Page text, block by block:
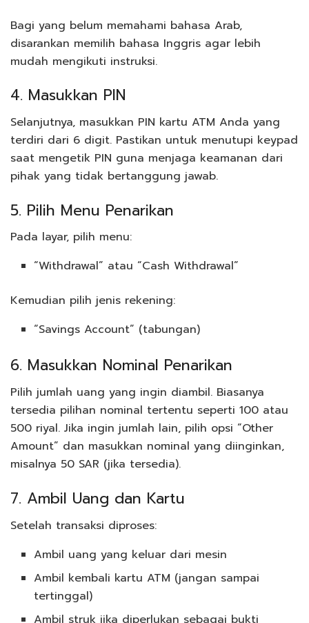
Bagi yang belum memahami bahasa Arab,
disarankan memilih bahasa Inggris agar lebih
mudah mengikuti instruksi.
4. Masukkan PIN
Selanjutnya, masukkan PIN kartu ATM Anda yang
terdiri dari 6 digit. Pastikan untuk menutupi keypad
saat mengetik PIN guna menjaga keamanan dari
pihak yang tidak bertanggung jawab.
5. Pilih Menu Penarikan
Pada layar, pilih menu:
“Withdrawal” atau “Cash Withdrawal”
Kemudian pilih jenis rekening:
“Savings Account” (tabungan)
6. Masukkan Nominal Penarikan
Pilih jumlah uang yang ingin diambil. Biasanya
tersedia pilihan nominal tertentu seperti 100 atau
500 riyal. Jika ingin jumlah lain, pilih opsi “Other
Amount” dan masukkan nominal yang diinginkan,
misalnya 50 SAR (jika tersedia).
7. Ambil Uang dan Kartu
Setelah transaksi diproses:
Ambil uang yang keluar dari mesin
Ambil kembali kartu ATM (jangan sampai
tertinggal)
Ambil struk jika diperlukan sebagai bukti